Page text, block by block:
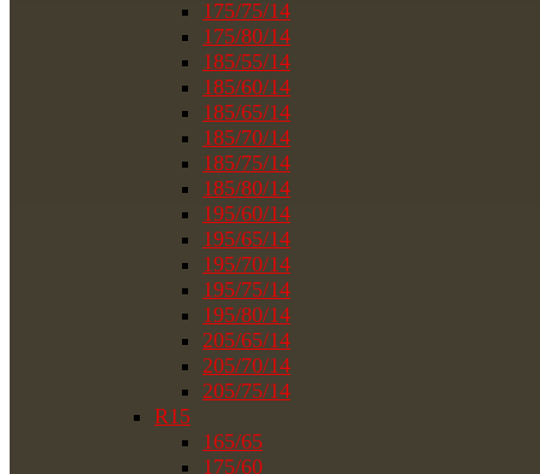
175/75/14
175/80/14
185/55/14
185/60/14
185/65/14
185/70/14
185/75/14
185/80/14
195/60/14
195/65/14
195/70/14
195/75/14
195/80/14
205/65/14
205/70/14
205/75/14
R15
165/65
175/60